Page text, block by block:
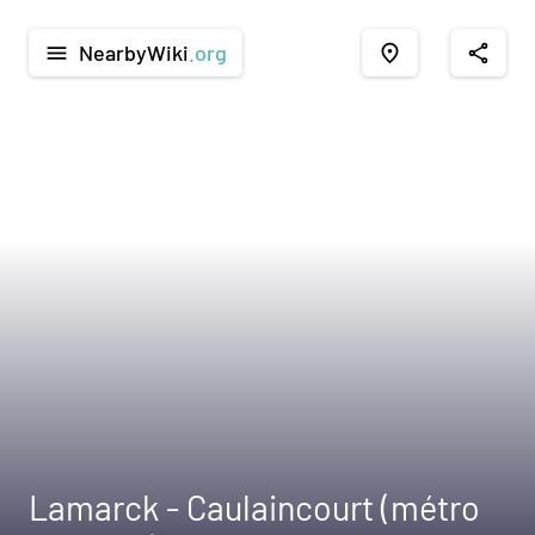
menu NearbyWiki .org place share
Lamarck - Caulaincourt (métro